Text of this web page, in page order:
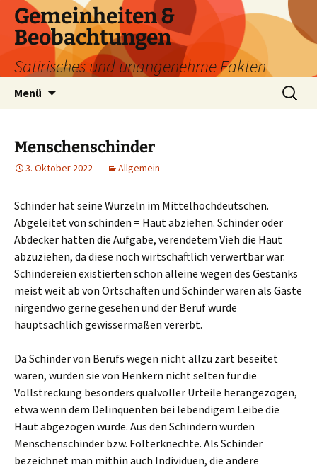
Zum
Inhalt
springen
Gemeinheiten &
Beobachtungen
Satirisches und unangenehme Fakten
Menü
Suchen
nach:
Menschenschinder
3. Oktober 2022 Allgemein
Schinder hat seine Wurzeln im Mittelhochdeutschen.
Abgeleitet von schinden = Haut abziehen. Schinder oder
Abdecker hatten die Aufgabe, verendetem Vieh die Haut
abzuziehen, da diese noch wirtschaftlich verwertbar war.
Schindereien existierten schon alleine wegen des Gestanks
meist weit ab von Ortschaften und Schinder waren als Gäste
nirgendwo gerne gesehen und der Beruf wurde
hauptsächlich gewissermaßen vererbt.
Da Schinder von Berufs wegen nicht allzu zart beseitet
waren, wurden sie von Henkern nicht selten für die
Vollstreckung besonders qualvoller Urteile herangezogen,
etwa wenn dem Delinquenten bei lebendigem Leibe die
Haut abgezogen wurde. Aus den Schindern wurden
Menschenschinder bzw. Folterknechte. Als Schinder
bezeichnet man mithin auch Individuen, die andere